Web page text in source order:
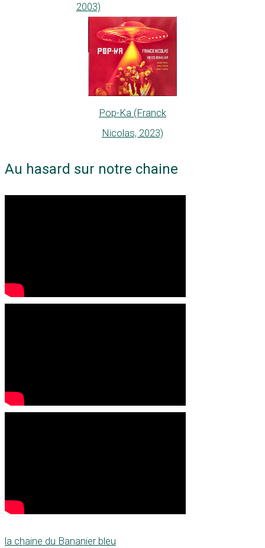
2003)
Pop-Ka (Franck
Nicolas, 2023)
Au hasard sur notre chaine
la chaine du Bananier bleu